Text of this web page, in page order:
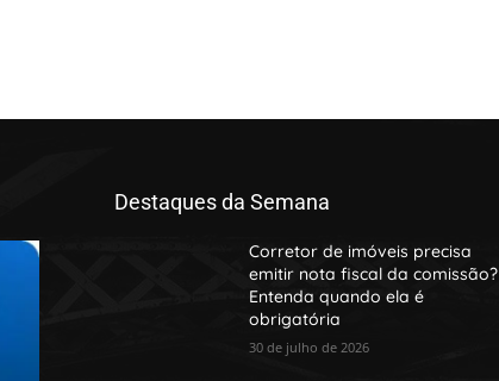
Destaques da Semana
Corretor de imóveis precisa
emitir nota fiscal da comissão?
Entenda quando ela é
obrigatória
30 de julho de 2026